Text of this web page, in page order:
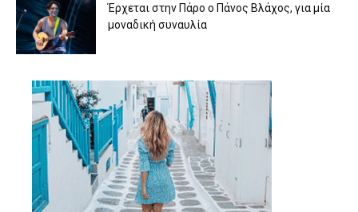
Έρχεται στην Πάρο ο Πάνος Βλάχος, για μία
μοναδική συναυλία